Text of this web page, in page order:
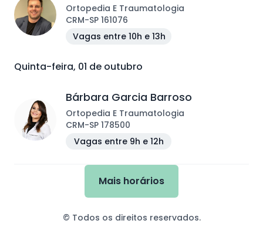
Ortopedia E Traumatologia
CRM-SP 161076
Vagas entre 10h e 13h
Quinta-feira, 01 de outubro
Bárbara Garcia Barroso
Ortopedia E Traumatologia
CRM-SP 178500
Vagas entre 9h e 12h
Mais horários
© Todos os direitos reservados.